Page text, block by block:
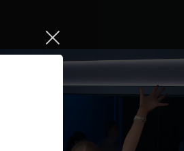
Jetzt Peloton App kostenlos testen
Bedingungen gelten.¹